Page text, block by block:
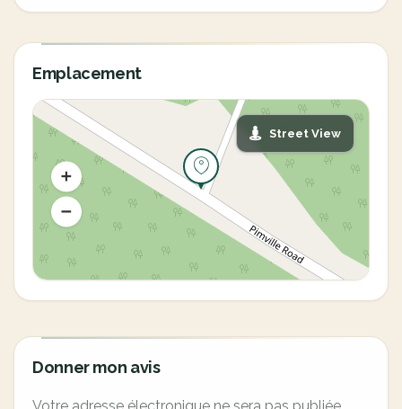
Emplacement
Street View
Donner mon avis